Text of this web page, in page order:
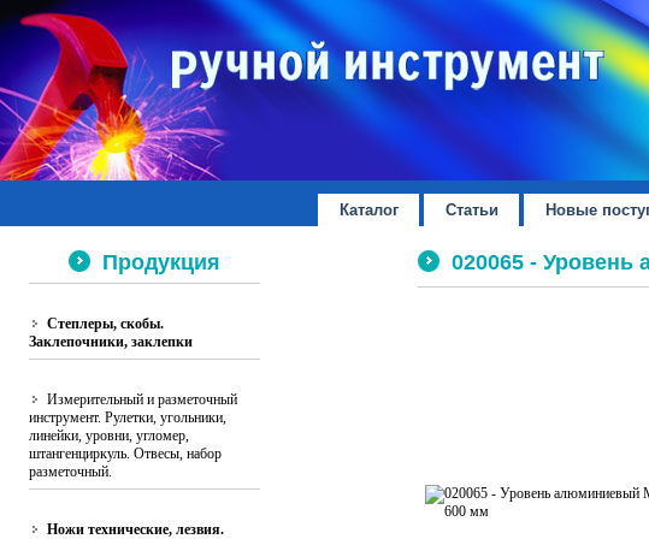
Каталог Статьи Новые
Продукция
Степлеры, скобы.
Заклепочники, заклепки
Измерительный и разметочный
инструмент. Рулетки, угольники,
линейки, уровни, угломер,
штангенциркуль. Отвесы, набор
разметочный.
Ножи технические, лезвия.
020065 -